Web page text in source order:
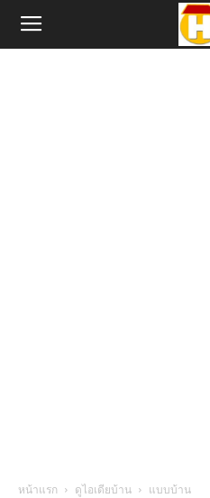
หน้าแรก ดูไอเดียบ้าน แบบบ้าน